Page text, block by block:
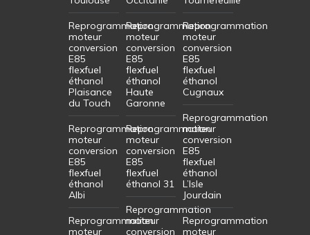
Reprogrammation
moteur
conversion
E85
flexfuel
éthanol
Plaisance
du Touch
Reprogrammation
moteur
conversion
E85
flexfuel
éthanol
Albi
Reprogrammation
moteur
Reprogrammation
moteur
conversion
E85
flexfuel
éthanol
Haute
Garonne
Reprogrammation
moteur
conversion
E85
flexfuel
éthanol 31
Reprogrammation
moteur
conversion
Reprogrammation
moteur
conversion
E85
flexfuel
éthanol
Cugnaux
Reprogrammation
moteur
conversion
E85
flexfuel
éthanol
L’Isle
Jourdain
Reprogrammation
moteur